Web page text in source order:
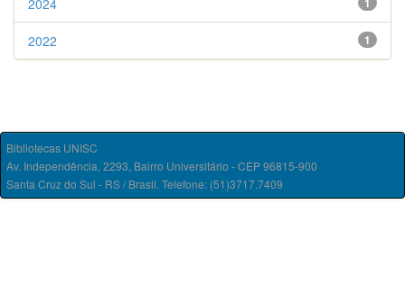
2024
1
2022
Bibliotecas UNISC
Av. Independência, 2293, Bairro Universitário - CEP 96815-900
Santa Cruz do Sul - RS / Brasil. Telefone: (51)3717.7409